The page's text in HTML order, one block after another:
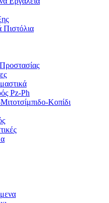
Πιστόλια
Pz-Ph
Κοπίδι